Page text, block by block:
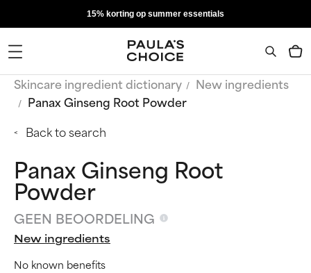
15% korting op summer essentials
Skincare ingredient dictionary
New ingredients
Panax Ginseng Root Powder
Back to search
Panax Ginseng Root
Powder
GEEN BEOORDELING
New ingredients
No known benefits